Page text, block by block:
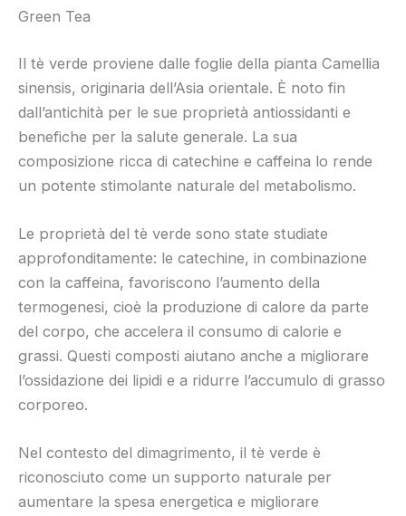
Green Tea
Il tè verde proviene dalle foglie della pianta Camellia
sinensis, originaria dell’Asia orientale. È noto fin
dall’antichità per le sue proprietà antiossidanti e
benefiche per la salute generale. La sua
composizione ricca di catechine e caffeina lo rende
un potente stimolante naturale del metabolismo.
Le proprietà del tè verde sono state studiate
approfonditamente: le catechine, in combinazione
con la caffeina, favoriscono l’aumento della
termogenesi, cioè la produzione di calore da parte
del corpo, che accelera il consumo di calorie e
grassi. Questi composti aiutano anche a migliorare
l’ossidazione dei lipidi e a ridurre l’accumulo di grasso
corporeo.
Nel contesto del dimagrimento, il tè verde è
riconosciuto come un supporto naturale per
aumentare la spesa energetica e migliorare